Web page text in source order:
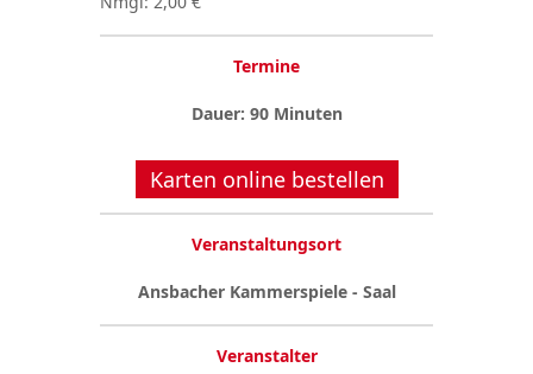
Termine
Dauer: 90 Minuten
Karten online bestellen
Veranstaltungsort
Ansbacher Kammerspiele - Saal
Veranstalter